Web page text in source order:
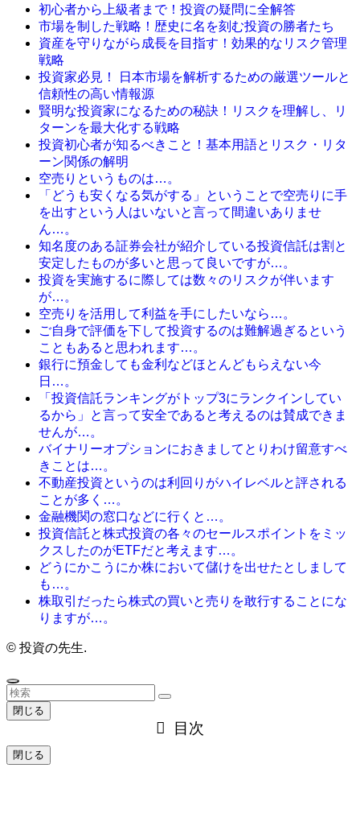
初心者から上級者まで！投資の疑問に全解答
市場を制した戦略！歴史に名を刻む投資の勝者たち
資産を守りながら成長を目指す！効果的なリスク管理
戦略
投資家必見！ 日本市場を解析するための厳選ツールと
信頼性の高い情報源
賢明な投資家になるための秘訣！リスクを理解し、リ
ターンを最大化する戦略
投資初心者が知るべきこと！基本用語とリスク・リタ
ーン関係の解明
空売りというものは…。
「どうも安くなる気がする」ということで空売りに手
を出すという人はいないと言って間違いありませ
ん…。
知名度のある証券会社が紹介している投資信託は割と
安定したものが多いと思って良いですが…。
投資を実施するに際しては数々のリスクが伴います
が…。
空売りを活用して利益を手にしたいなら…。
ご自身で評価を下して投資するのは難解過ぎるという
こともあると思われます…。
銀行に預金しても金利などほとんどもらえない今
日…。
「投資信託ランキングがトップ3にランクインしてい
るから」と言って安全であると考えるのは賛成できま
せんが…。
バイナリーオプションにおきましてとりわけ留意すべ
きことは…。
不動産投資というのは利回りがハイレベルと評される
ことが多く…。
金融機関の窓口などに行くと…。
投資信託と株式投資の各々のセールスポイントをミッ
クスしたのがETFだと考えます…。
どうにかこうにか株において儲けを出せたとしまして
も…。
株取引だったら株式の買いと売りを敢行することにな
りますが…。
© 投資の先生.
閉じる
目次
閉じる